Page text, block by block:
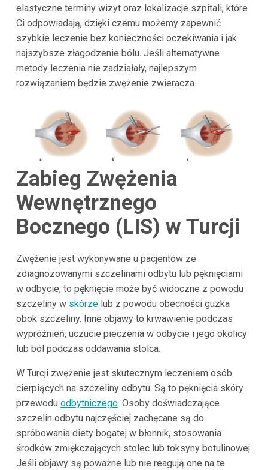
elastyczne terminy wizyt oraz lokalizacje szpitali, które
Ci odpowiadają, dzięki czemu możemy zapewnić
szybkie leczenie bez konieczności oczekiwania i jak
najszybsze złagodzenie bólu. Jeśli alternatywne
metody leczenia nie zadziałały, najlepszym
rozwiązaniem będzie zwężenie zwieracza.
Zabieg Zwężenia
Wewnętrznego
Bocznego (LIS) w Turcji
Zwężenie jest wykonywane u pacjentów ze
zdiagnozowanymi szczelinami odbytu lub pęknięciami
w odbycie; to pęknięcie może być widoczne z powodu
szczeliny w skórzelub z powodu obecności guzka
obok szczeliny. Inne objawy to krwawienie podczas
wypróżnień, uczucie pieczenia w odbycie i jego okolicy
lub ból podczas oddawania stolca.
W Turcji zwężenie jest skutecznym leczeniem osób
cierpiących na szczeliny odbytu. Są to pęknięcia skóry
przewodu odbytniczego. Osoby doświadczające
szczelin odbytu najczęściej zachęcane są do
spróbowania diety bogatej w błonnik, stosowania
środków zmiękczających stolec lub toksyny botulinowej.
Jeśli objawy są poważne lub nie reagują one na te